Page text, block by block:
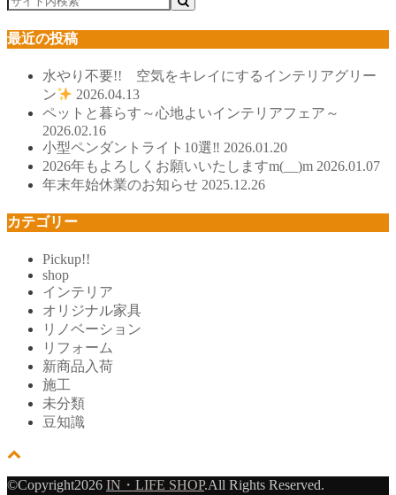
最近の投稿
水やり不要!! 空気をキレイにするインテリアグリー
ン
2026.04.13
ペットと暮らす～心地よいインテリアフェア～
2026.02.16
小型ペンダントライト10選‼ 2026.01.20
2026年もよろしくお願いいたしますm(__)m 2026.01.07
年末年始休業のお知らせ 2025.12.26
カテゴリー
Pickup!!
shop
インテリア
オリジナル家具
リノベーション
リフォーム
新商品入荷
施工
未分類
豆知識
©Copyright2026 IN・LIFE SHOP.All Rights Reserved.